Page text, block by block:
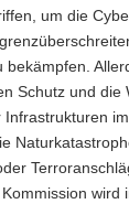
um die
Schutz und die
wird